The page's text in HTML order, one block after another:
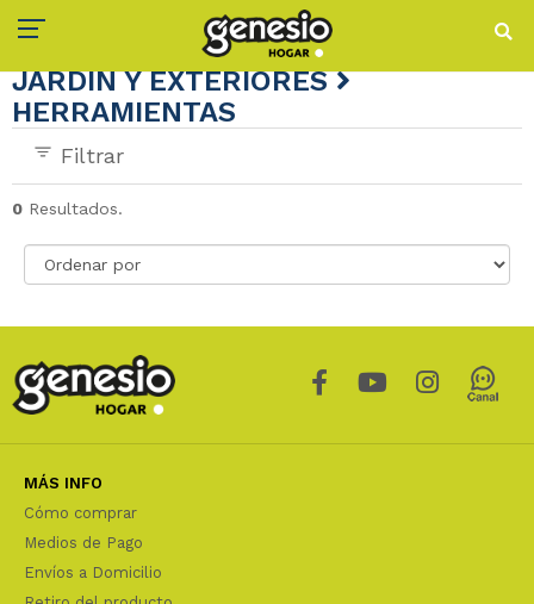
JARDÍN Y EXTERIORES
HERRAMIENTAS
Filtrar
0 Resultados.
MÁS INFO
Cómo comprar
Medios de Pago
Envíos a Domicilio